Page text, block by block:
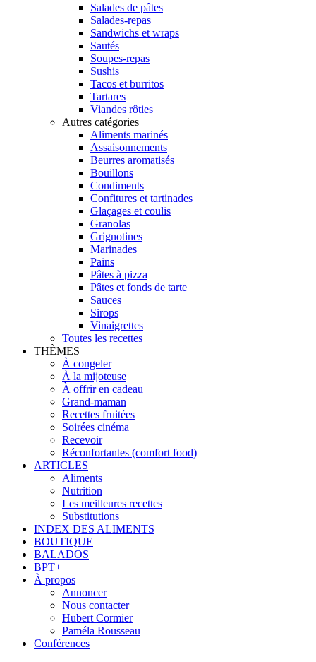
Salades de pâtes
Salades-repas
Sandwichs et wraps
Sautés
Soupes-repas
Sushis
Tacos et burritos
Tartares
Viandes rôties
Autres catégories
Aliments marinés
Assaisonnements
Beurres aromatisés
Bouillons
Condiments
Confitures et tartinades
Glaçages et coulis
Granolas
Grignotines
Marinades
Pains
Pâtes à pizza
Pâtes et fonds de tarte
Sauces
Sirops
Vinaigrettes
Toutes les recettes
THÈMES
À congeler
À la mijoteuse
À offrir en cadeau
Grand-maman
Recettes fruitées
Soirées cinéma
Recevoir
Réconfortantes (comfort food)
ARTICLES
Aliments
Nutrition
Les meilleures recettes
Substitutions
INDEX DES ALIMENTS
BOUTIQUE
BALADOS
BPT+
À propos
Annoncer
Nous contacter
Hubert Cormier
Paméla Rousseau
Conférences